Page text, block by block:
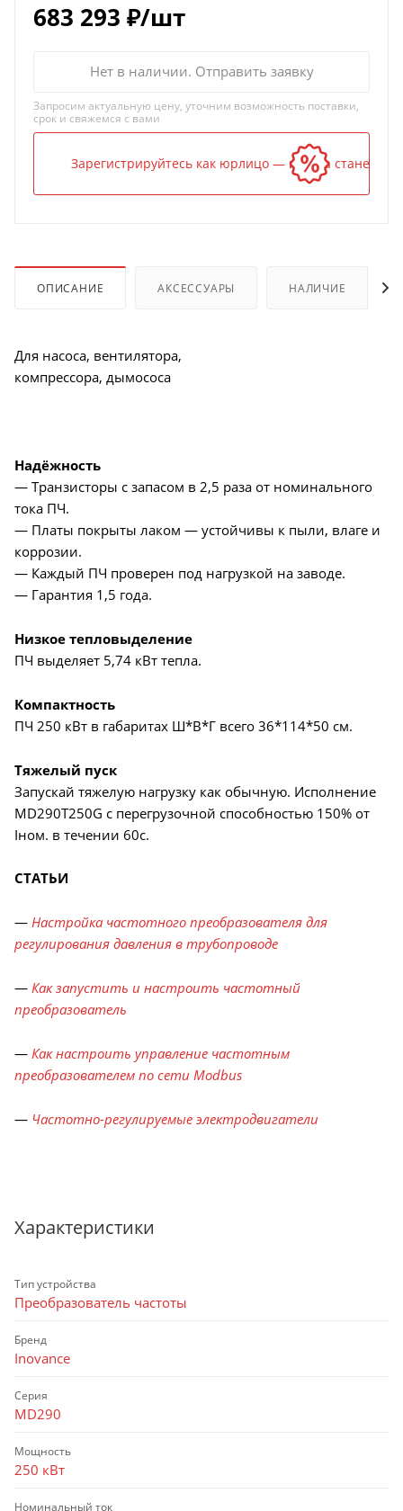
683 293 ₽/шт
Нет в наличии. Отправить заявку
Запросим актуальную цену, уточним возможность поставки,
срок и свяжемся с вами
Зарегистрируйтесь как юрлицо — и цена станет
ОПИСАНИЕ АКСЕССУАРЫ НАЛИЧИЕ
Для насоса, вентилятора,
компрессора, дымососа
Надёжность
— Транзисторы с запасом в 2,5 раза от номинального
тока ПЧ.
— Платы покрыты лаком — устойчивы к пыли, влаге и
коррозии.
— Каждый ПЧ проверен под нагрузкой на заводе.
— Гарантия 1,5 года.
Низкое тепловыделение
ПЧ выделяет 5,74 кВт тепла.
Компактность
ПЧ 250 кВт в габаритах Ш*В*Г всего 36*114*50 см.
Тяжелый пуск
Запускай тяжелую нагрузку как обычную. Исполнение
MD290T250G с перегрузочной способностью 150% от
Iном. в течении 60с.
СТАТЬИ
— Настройка частотного преобразователя для
регулирования давления в трубопроводе
— Как запустить и настроить частотный
преобразователь
— Как настроить управление частотным
преобразователем по сети Modbus
— Частотно-регулируемые электродвигатели
Характеристики
Тип устройства
Преобразователь частоты
Бренд
Inovance
Серия
MD290
Мощность
250 кВт
Номинальный ток